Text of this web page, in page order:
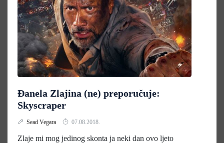
Đanela Zlajina (ne) preporučuje:
Skyscraper
Sead Vegara 07.08.2018.
Zlaje mi mog jedinog skonta ja neki dan ovo ljeto